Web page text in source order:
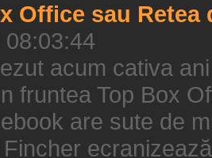
Office sau Retea
acum cativa
fruntea Top Box
are sute de